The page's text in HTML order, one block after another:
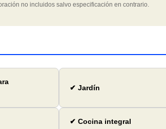
no incluidos salvo especificación en contrario.
✔ Jardín
✔ Cocina integral